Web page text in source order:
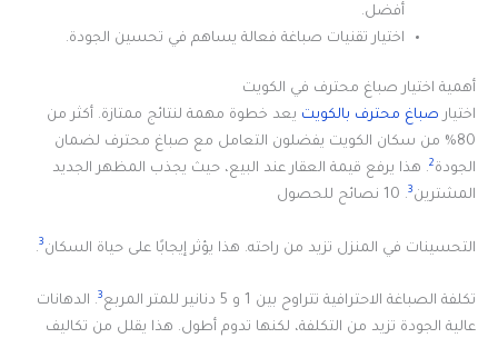
أفضل.
اختيار تقنيات صباغة فعالة يساهم في تحسين الجودة.
أهمية اختيار صباغ محترف في الكويت
اختيار صباغ محترف بالكويت يعد خطوة مهمة لنتائج ممتازة. أكثر من
80% من سكان الكويت يفضلون التعامل مع صباغ محترف لضمان
الجودة2. هذا يرفع قيمة العقار عند البيع، حيث يجذب المظهر الجديد
المشترين3. 10 نصائح للحصول
التحسينات في المنزل تزيد من راحته. هذا يؤثر إيجابًا على حياة السكان3
.
تكلفة الصباغة الاحترافية تتراوح بين 1 و 5 دنانير للمتر المربع 3. الدهانات
عالية الجودة تزيد من التكلفة، لكنها تدوم أطول. هذا يقلل من تكاليف